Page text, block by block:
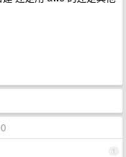
1